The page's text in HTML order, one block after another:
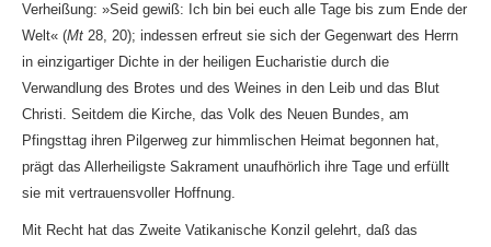
Verheißung: »Seid gewiß: Ich bin bei euch alle Tage bis zum Ende der
Welt« (Mt 28, 20); indessen erfreut sie sich der Gegenwart des Herrn
in einzigartiger Dichte in der heiligen Eucharistie durch die
Verwandlung des Brotes und des Weines in den Leib und das Blut
Christi. Seitdem die Kirche, das Volk des Neuen Bundes, am
Pfingsttag ihren Pilgerweg zur himmlischen Heimat begonnen hat,
prägt das Allerheiligste Sakrament unaufhörlich ihre Tage und erfüllt
sie mit vertrauensvoller Hoffnung.
Mit Recht hat das Zweite Vatikanische Konzil gelehrt, daß das